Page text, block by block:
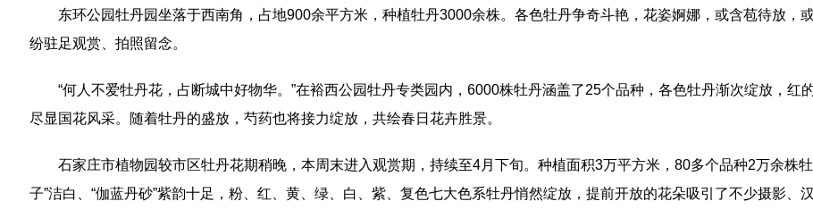
东环公园牡丹园坐落于西南角，占地900余平方米，种植牡丹3000余株。各色牡丹争奇斗艳，花姿婀娜，或含苞待放，
纷驻足观赏、拍照留念。
“何人不爱牡丹花，占断城中好物华。”在裕西公园牡丹专类园内，6000株牡丹涵盖了25个品种，各色牡丹渐次绽放，红
尽显国花风采。随着牡丹的盛放，芍药也将接力绽放，共绘春日花卉胜景。
石家庄市植物园较市区牡丹花期稍晚，本周末进入观赏期，持续至4月下旬。种植面积3万平方米，80多个品种2万余株
子”洁白、“伽蓝丹砂”紫韵十足，粉、红、黄、绿、白、紫、复色七大色系牡丹悄然绽放，提前开放的花朵吸引了不少摄影、汉